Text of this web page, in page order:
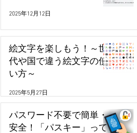
2025年12月12日
絵文字を楽しもう！～世
代や国で違う絵文字の使
い方～
2025年5月27日
パスワード不要で簡単・
安全！「パスキー」って